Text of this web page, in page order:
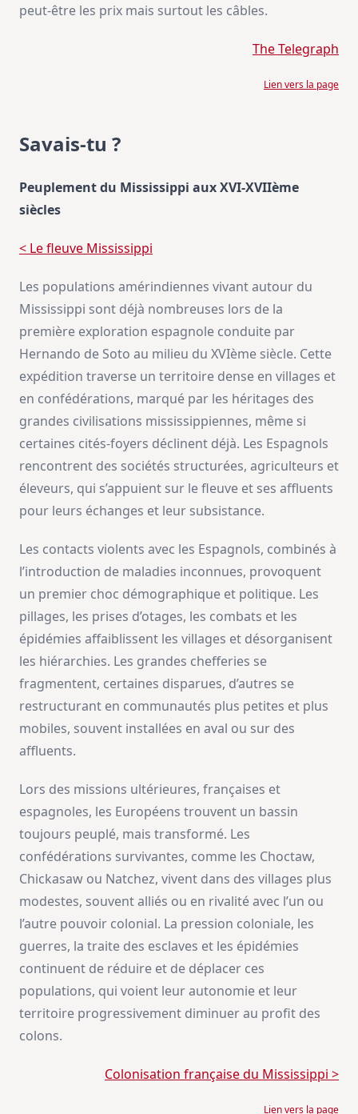
peut-être les prix mais surtout les câbles.
The Telegraph
Lien vers la page
Savais-tu ?
Peuplement du Mississippi aux XVI-XVIIème
siècles
< Le fleuve Mississippi
Les populations amérindiennes vivant autour du
Mississippi sont déjà nombreuses lors de la
première exploration espagnole conduite par
Hernando de Soto au milieu du XVIème siècle. Cette
expédition traverse un territoire dense en villages et
en confédérations, marqué par les héritages des
grandes civilisations mississippiennes, même si
certaines cités‑foyers déclinent déjà. Les Espagnols
rencontrent des sociétés structurées, agriculteurs et
éleveurs, qui s’appuient sur le fleuve et ses affluents
pour leurs échanges et leur subsistance.
Les contacts violents avec les Espagnols, combinés à
l’introduction de maladies inconnues, provoquent
un premier choc démographique et politique. Les
pillages, les prises d’otages, les combats et les
épidémies affaiblissent les villages et désorganisent
les hiérarchies. Les grandes chefferies se
fragmentent, certaines disparues, d’autres se
restructurant en communautés plus petites et plus
mobiles, souvent installées en aval ou sur des
affluents.
Lors des missions ultérieures, françaises et
espagnoles, les Européens trouvent un bassin
toujours peuplé, mais transformé. Les
confédérations survivantes, comme les Choctaw,
Chickasaw ou Natchez, vivent dans des villages plus
modestes, souvent alliés ou en rivalité avec l’un ou
l’autre pouvoir colonial. La pression coloniale, les
guerres, la traite des esclaves et les épidémies
continuent de réduire et de déplacer ces
populations, qui voient leur autonomie et leur
territoire progressivement diminuer au profit des
colons.
Colonisation française du Mississippi >
Lien vers la page